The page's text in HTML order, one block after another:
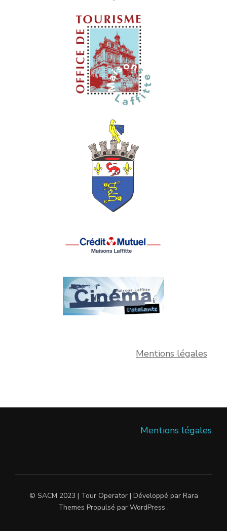
Mentions légales
Mentions légales
© SACM 2023 | Tour Operator | Développé par Rara
Themes Propulsé par WordPress .